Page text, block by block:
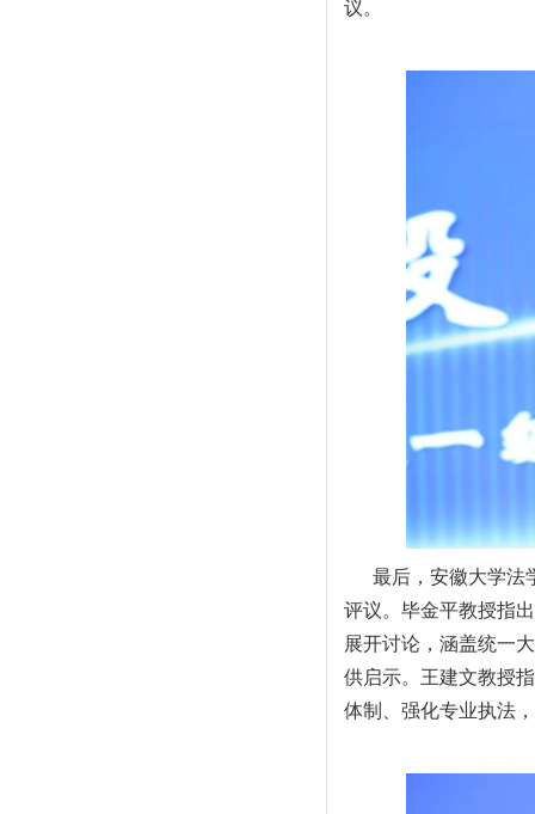
议。
最后，安徽大学法
评议。毕金平教授指
展开讨论，涵盖统一
供启示。王建文教授
体制、强化专业执法